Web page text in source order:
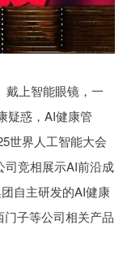
上智能眼镜，一
疑惑，AI健康管
世界人工智能大会
司竞相展示AI前沿成
自主研发的AI健康
子等公司相关产品